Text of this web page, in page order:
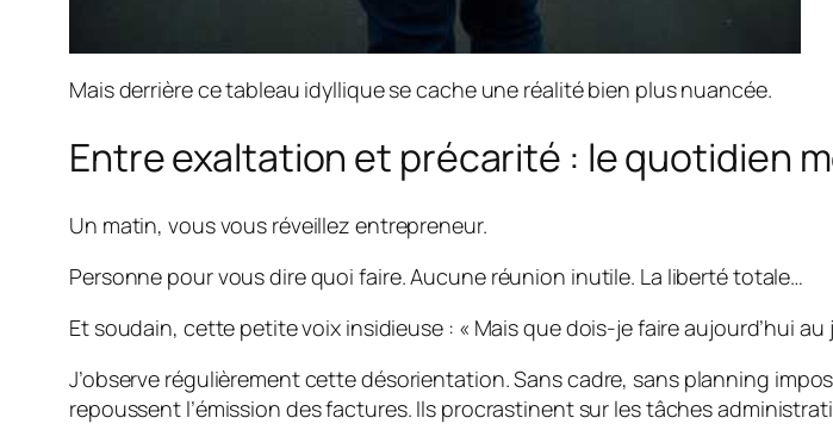
Mais derrière ce tableau idyllique se cache une réalité bien plus nuancée.
Entre exaltation et précarité : le quotidien
Un matin, vous vous réveillez entrepreneur.
Personne pour vous dire quoi faire. Aucune réunion inutile. La liberté totale…
Et soudain, cette petite voix insidieuse : « Mais que dois-je faire aujourd’hui
J’observe régulièrement cette désorientation. Sans cadre, sans planning
repoussent l’émission des factures. Ils procrastinent sur les tâches